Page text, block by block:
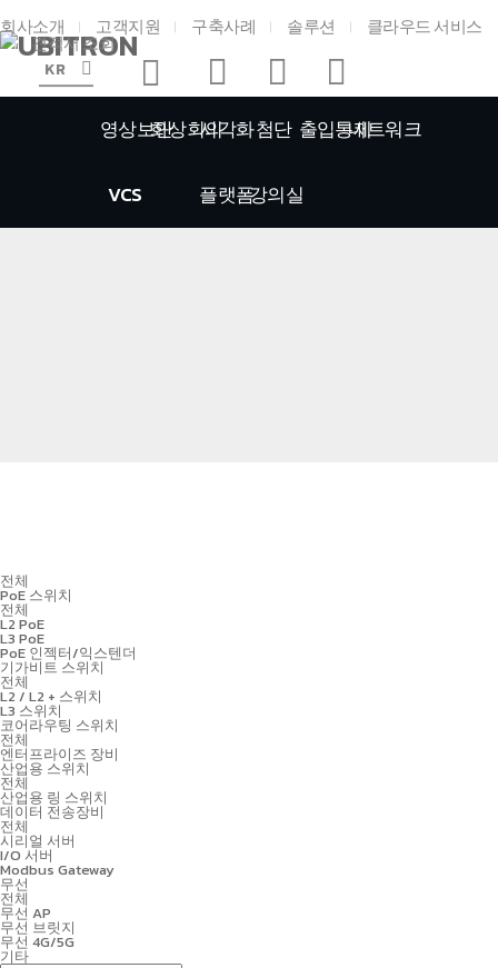
회사소개 고객지원 구축사례 솔루션 클라우드 서비스
견적서 조회
KR
영상보안화상회의시각화
플랫폼
첨단
강의실
출입통제네트워크
VCS
전체
PoE 스위치
전체
L2 PoE
L3 PoE
PoE 인젝터/익스텐더
기가비트 스위치
전체
L2 / L2 + 스위치
L3 스위치
코어라우팅 스위치
전체
엔터프라이즈 장비
산업용 스위치
전체
산업용 링 스위치
데이터 전송장비
전체
시리얼 서버
I/O 서버
Modbus Gateway
무선
전체
무선 AP
무선 브릿지
무선 4G/5G
기타